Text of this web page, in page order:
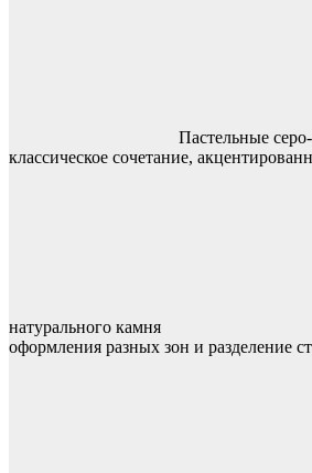
Пастельные
классическое сочетание,
натурального камня
оформления разных зон и разделение